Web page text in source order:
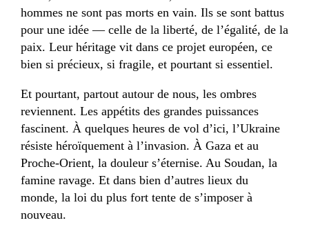
hommes ne sont pas morts en vain. Ils se sont battus
pour une idée — celle de la liberté, de l’égalité, de la
paix. Leur héritage vit dans ce projet européen, ce
bien si précieux, si fragile, et pourtant si essentiel.
Et pourtant, partout autour de nous, les ombres
reviennent. Les appétits des grandes puissances
fascinent. À quelques heures de vol d’ici, l’Ukraine
résiste héroïquement à l’invasion. À Gaza et au
Proche-Orient, la douleur s’éternise. Au Soudan, la
famine ravage. Et dans bien d’autres lieux du
monde, la loi du plus fort tente de s’imposer à
nouveau.